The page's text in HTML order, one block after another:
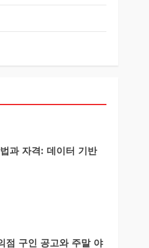
과 자격: 데이터 기반
점 구인 공고와 주말 야